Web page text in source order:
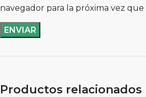
navegador para la próxima vez
Productos relacionados